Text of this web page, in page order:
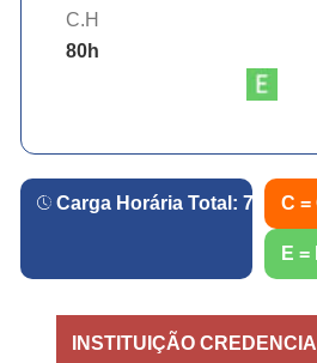
C.H
80h
Carga Horária Total: 720 h.
C =
E
INSTITUIÇÃO